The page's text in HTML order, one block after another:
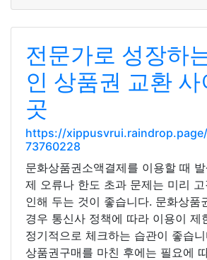
전문가로 성장하
인 상품권 교환
곳
https://
73760228
문화상품권소액결제를 이용할 때
제 오류나 한도 초과 문제는 미리
인해 두는 것이 좋습니다. 문화상품
경우 통신사 정책에 따라 이용이 제
정기적으로 체크하는 습관이 좋습
상품권구매를 마친 후에는 필요에